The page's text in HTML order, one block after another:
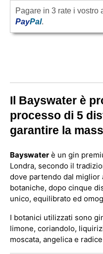
Pagare in 3 rate i vostro
PayPal.
Il Bayswater è
processo di 5
garantire la
Bayswater è un gin
Londra, secondo il
dove partendo dal miglior
botaniche, dopo cinque
unico, equilibrato ed
I botanici utilizzati sono
limone, coriandolo,
moscata, angelica e